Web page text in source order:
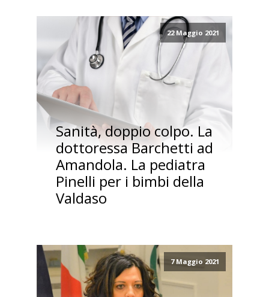
22 Maggio 2021
Sanità, doppio colpo. La
dottoressa Barchetti ad
Amandola. La pediatra
Pinelli per i bimbi della
Valdaso
7 Maggio 2021